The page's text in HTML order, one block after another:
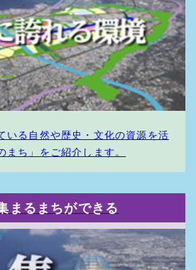
のひとつ。シンガポール」ページを
みらい 児童・生徒絵画コンクール
ジを公開しました。
景」ページを公開しました。
vol.03（南側エリア）公開しま
公開しました。
た。
いる自然や歴史・文化の資源を活
まち」をご紹介します。
まるまちができる